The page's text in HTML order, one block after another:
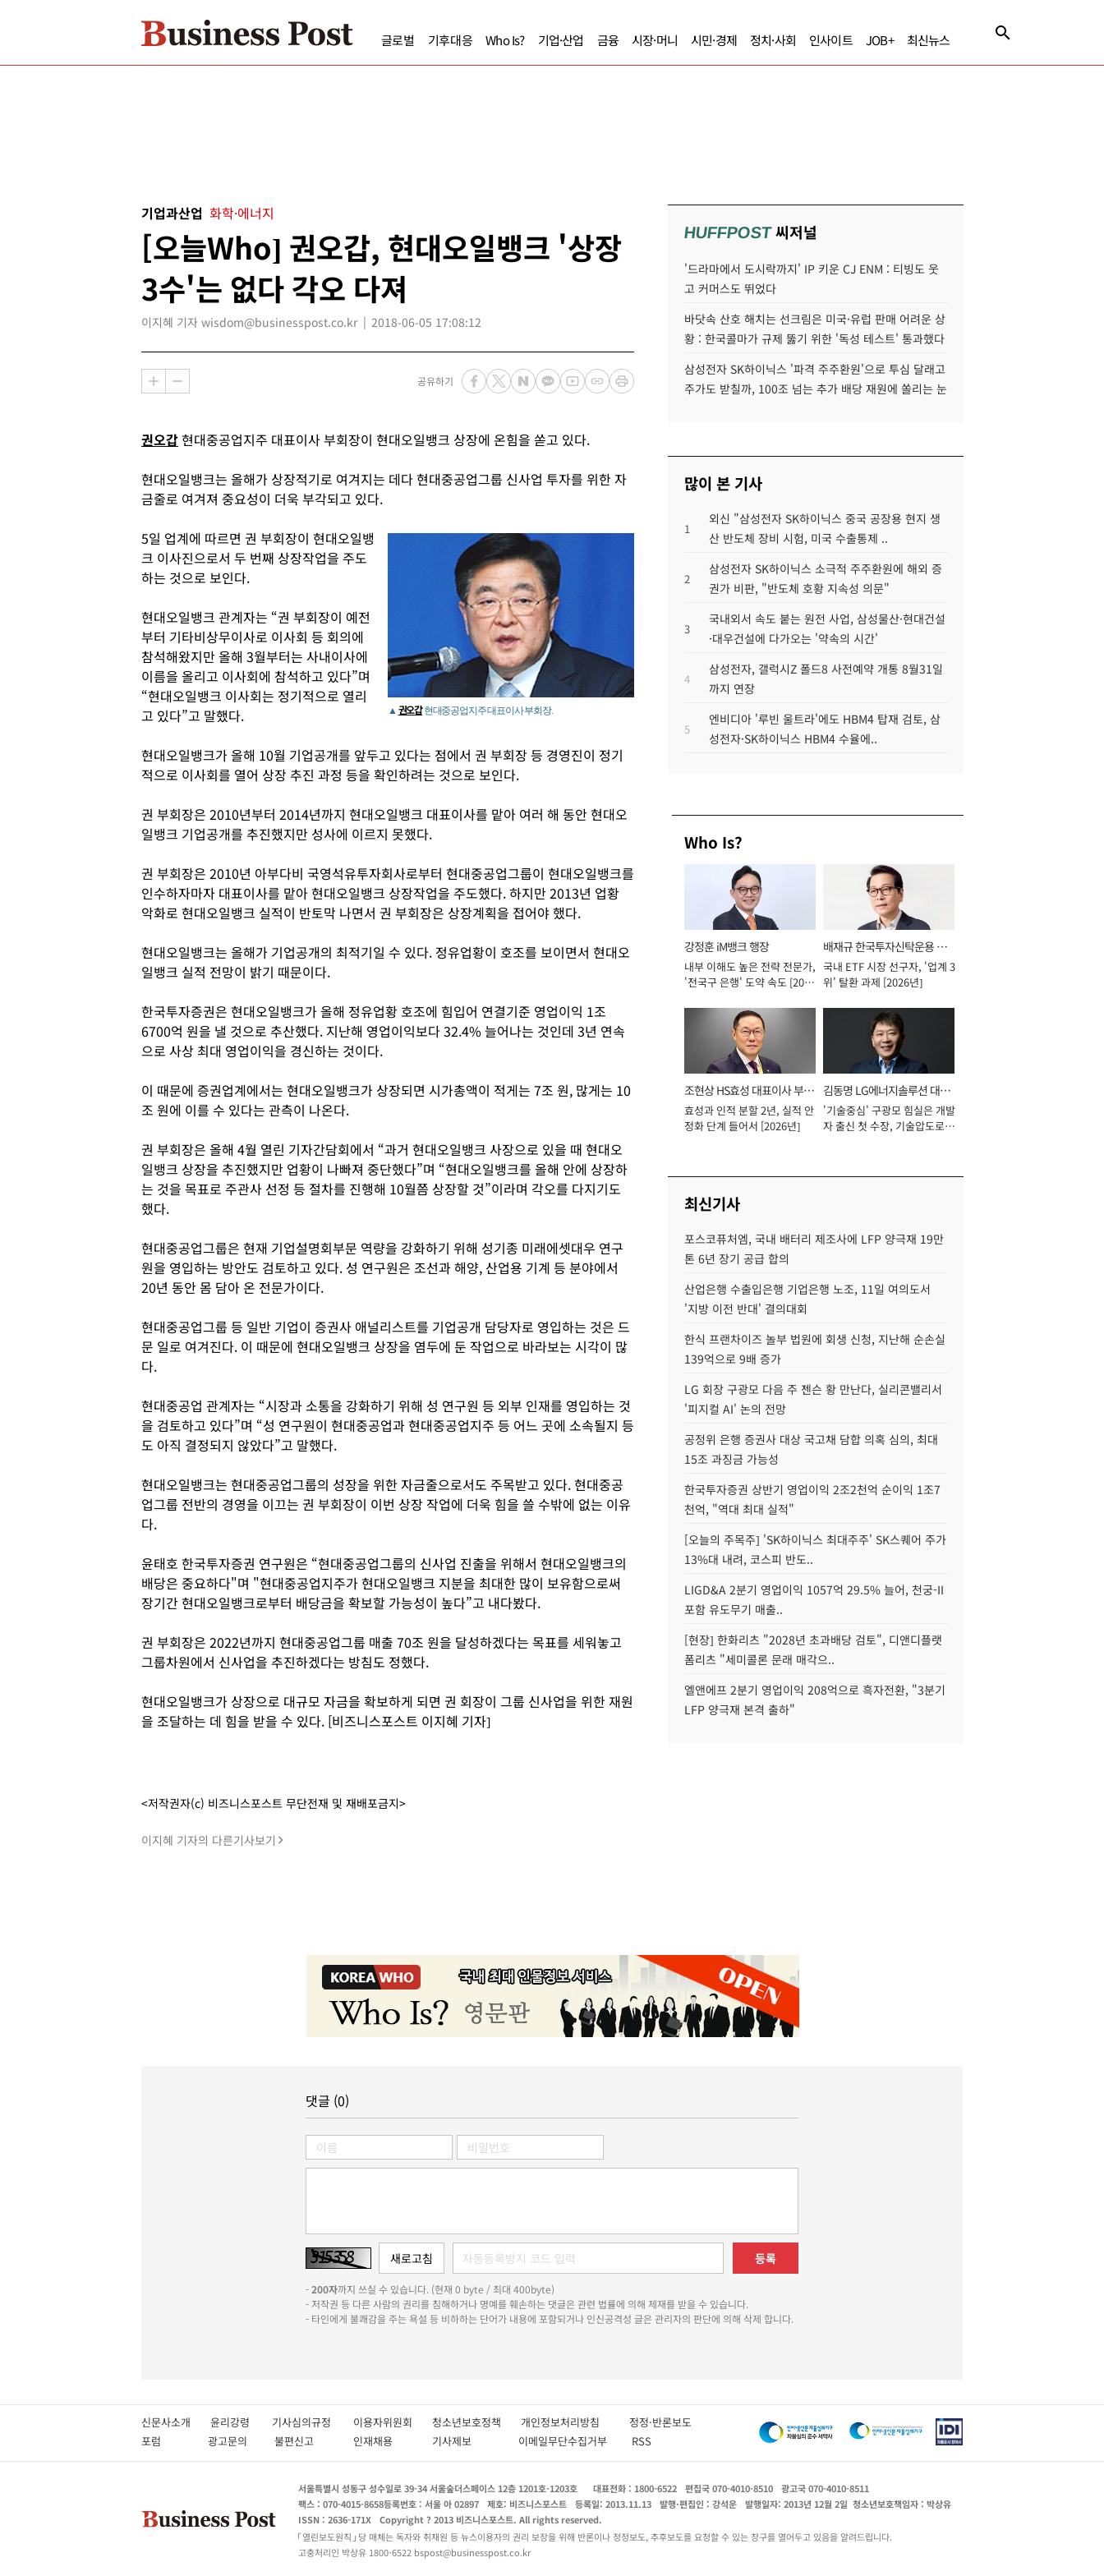
글로벌 기후대응 Who Is? 기업·산업 금융 시장·머니 시민·경제 정치·사회 인사이트 JOB+ 최신뉴스
기업과산업 화학·에너지
[오늘Who] 권오갑, 현대오일뱅크 '상장
3수'는 없다 각오 다져
이지혜 기자 wisdom@businesspost.co.kr 2018-06-05 17:08:12
공유하기
권오갑현대중공업지주 대표이사 부회장이 현대오일뱅크 상장에 온힘을 쏟고 있다.
현대오일뱅크는 올해가 상장적기로 여겨지는 데다 현대중공업그룹 신사업 투자를 위한 자
금줄로 여겨져 중요성이 더욱 부각되고 있다.
▲ 권오갑현대중공업지주 대표이사 부회장.
5일 업계에 따르면 권 부회장이 현대오일뱅
크 이사진으로서 두 번째 상장작업을 주도
하는 것으로 보인다.
현대오일뱅크 관계자는 “권 부회장이 예전
부터 기타비상무이사로 이사회 등 회의에
참석해왔지만 올해 3월부터는 사내이사에
이름을 올리고 이사회에 참석하고 있다”며
“현대오일뱅크 이사회는 정기적으로 열리
고 있다”고 말했다.
현대오일뱅크가 올해 10월 기업공개를 앞두고 있다는 점에서 권 부회장 등 경영진이 정기
적으로 이사회를 열어 상장 추진 과정 등을 확인하려는 것으로 보인다.
권 부회장은 2010년부터 2014년까지 현대오일뱅크 대표이사를 맡아 여러 해 동안 현대오
일뱅크 기업공개를 추진했지만 성사에 이르지 못했다.
권 부회장은 2010년 아부다비 국영석유투자회사로부터 현대중공업그룹이 현대오일뱅크를
인수하자마자 대표이사를 맡아 현대오일뱅크 상장작업을 주도했다. 하지만 2013년 업황
악화로 현대오일뱅크 실적이 반토막 나면서 권 부회장은 상장계획을 접어야 했다.
현대오일뱅크는 올해가 기업공개의 최적기일 수 있다. 정유업황이 호조를 보이면서 현대오
일뱅크 실적 전망이 밝기 때문이다.
한국투자증권은 현대오일뱅크가 올해 정유업황 호조에 힘입어 연결기준 영업이익 1조
6700억 원을 낼 것으로 추산했다. 지난해 영업이익보다 32.4% 늘어나는 것인데 3년 연속
으로 사상 최대 영업이익을 경신하는 것이다.
이 때문에 증권업계에서는 현대오일뱅크가 상장되면 시가총액이 적게는 7조 원, 많게는 10
조 원에 이를 수 있다는 관측이 나온다.
권 부회장은 올해 4월 열린 기자간담회에서 “과거 현대오일뱅크 사장으로 있을 때 현대오
일뱅크 상장을 추진했지만 업황이 나빠져 중단했다”며 “현대오일뱅크를 올해 안에 상장하
는 것을 목표로 주관사 선정 등 절차를 진행해 10월쯤 상장할 것”이라며 각오를 다지기도
했다.
현대중공업그룹은 현재 기업설명회부문 역량을 강화하기 위해 성기종 미래에셋대우 연구
원을 영입하는 방안도 검토하고 있다. 성 연구원은 조선과 해양, 산업용 기계 등 분야에서
20년 동안 몸 담아 온 전문가이다.
현대중공업그룹 등 일반 기업이 증권사 애널리스트를 기업공개 담당자로 영입하는 것은 드
문 일로 여겨진다. 이 때문에 현대오일뱅크 상장을 염두에 둔 작업으로 바라보는 시각이 많
다.
현대중공업 관계자는 “시장과 소통을 강화하기 위해 성 연구원 등 외부 인재를 영입하는 것
을 검토하고 있다”며 “성 연구원이 현대중공업과 현대중공업지주 등 어느 곳에 소속될지 등
도 아직 결정되지 않았다”고 말했다.
현대오일뱅크는 현대중공업그룹의 성장을 위한 자금줄으로서도 주목받고 있다. 현대중공
업그룹 전반의 경영을 이끄는 권 부회장이 이번 상장 작업에 더욱 힘을 쓸 수밖에 없는 이유
다.
윤태호 한국투자증권 연구원은 “현대중공업그룹의 신사업 진출을 위해서 현대오일뱅크의
배당은 중요하다"며 "현대중공업지주가 현대오일뱅크 지분을 최대한 많이 보유함으로써
장기간 현대오일뱅크로부터 배당금을 확보할 가능성이 높다”고 내다봤다.
권 부회장은 2022년까지 현대중공업그룹 매출 70조 원을 달성하겠다는 목표를 세워놓고
그룹차원에서 신사업을 추진하겠다는 방침도 정했다.
현대오일뱅크가 상장으로 대규모 자금을 확보하게 되면 권 회장이 그룹 신사업을 위한 재원
을 조달하는 데 힘을 받을 수 있다. [비즈니스포스트 이지혜 기자]
<저작권자(c) 비즈니스포스트 무단전재 및 재배포금지>
이지혜 기자의 다른기사보기
HUFFPOST씨저널
'드라마에서 도시락까지' IP 키운 CJ ENM : 티빙도 웃
고 커머스도 뛰었다
바닷속 산호 해치는 선크림은 미국·유럽 판매 어려운 상
황 : 한국콜마가 규제 뚫기 위한 '독성 테스트' 통과했다
삼성전자 SK하이닉스 '파격 주주환원'으로 투심 달래고
주가도 받칠까, 100조 넘는 추가 배당 재원에 쏠리는 눈
많이 본 기사
1
외신 "삼성전자 SK하이닉스 중국 공장용 현지 생
산 반도체 장비 시험, 미국 수출통제 ..
2
삼성전자 SK하이닉스 소극적 주주환원에 해외 증
권가 비판, "반도체 호황 지속성 의문"
3
국내외서 속도 붙는 원전 사업, 삼성물산·현대건설
·대우건설에 다가오는 '약속의 시간'
4
삼성전자, 갤럭시Z 폴드8 사전예약 개통 8월31일
까지 연장
5
엔비디아 '루빈 울트라'에도 HBM4 탑재 검토, 삼
성전자·SK하이닉스 HBM4 수율에..
Who Is?
강정훈 iM뱅크 행장
내부 이해도 높은 전략 전문가,
'전국구 은행' 도약 속도 [2026
배재규 한국투자신탁운용 대
표이사 사장
국내 ETF 시장 선구자, '업계 3
위' 탈환 과제 [2026년]
조현상 HS효성 대표이사 부회
장
효성과 인적 분할 2년, 실적 안
정화 단계 들어서 [2026년]
김동명 LG에너지솔루션 대표
이사 사장
'기술중심' 구광모 힘실은 개발
자 출신 첫 수장, 기술압도로
최신기사
포스코퓨처엠, 국내 배터리 제조사에 LFP 양극재 19만
톤 6년 장기 공급 합의
산업은행 수출입은행 기업은행 노조, 11일 여의도서
'지방 이전 반대' 결의대회
한식 프랜차이즈 놀부 법원에 회생 신청, 지난해 순손실
139억으로 9배 증가
LG 회장 구광모 다음 주 젠슨 황 만난다, 실리콘밸리서
'피지컬 AI' 논의 전망
공정위 은행 증권사 대상 국고채 담합 의혹 심의, 최대
15조 과징금 가능성
한국투자증권 상반기 영업이익 2조2천억 순이익 1조7
천억, "역대 최대 실적"
[오늘의 주목주] 'SK하이닉스 최대주주' SK스퀘어 주가
13%대 내려, 코스피 반도..
LIGD&A 2분기 영업이익 1057억 29.5% 늘어, 천궁-II
포함 유도무기 매출..
[현장] 한화리츠 "2028년 초과배당 검토", 디앤디플랫
폼리츠 "세미콜론 문래 매각으..
엘앤에프 2분기 영업이익 208억으로 흑자전환, "3분기
LFP 양극재 본격 출하"
댓글 (0)
등록
-200자까지 쓰실 수 있습니다. (현재 0 byte / 최대 400byte)
- 저작권 등 다른 사람의 권리를 침해하거나 명예를 훼손하는 댓글은 관련 법률에 의해 제재를 받을 수 있습니다.
- 타인에게 불쾌감을 주는 욕설 등 비하하는 단어가 내용에 포함되거나 인신공격성 글은 관리자의 판단에 의해 삭제 합니다.
신문사소개 윤리강령 기사심의규정 이용자위원회 청소년보호정책 개인정보처리방침 정정·반론보도
포럼
광고문의 불편신고 인재채용 기사제보 이메일무단수집거부 RSS
서울특별시 성동구 성수일로 39-34 서울숲더스페이스 12층 1201호-1203호 대표전화 : 1800-6522 편집국 070-4010-8510
광고국 070-4010-8511
팩스 : 070-4015-8658등록번호 : 서울 아 02897 제호: 비즈니스포스트 등록일: 2013.11.13 발행·편집인 : 강석운 발행일자: 2013년 12월 2일 청소년보호책임자 : 박상유
ISSN : 2636-171X
Copyright ? 2013 비즈니스포스트. All rights reserved.
열린보도원칙
당 매체는 독자와 취재원 등 뉴스이용자의 권리 보장을 위해 반론이나 정정보도, 추후보도를 요청할 수 있는 창구를 열어두고 있음을 알려드립니다.
고충처리인 박상유 1800-6522 bspost@businesspost.co.kr